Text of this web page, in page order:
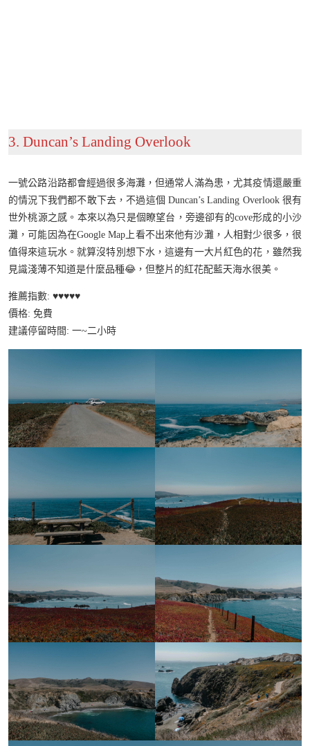
3. Duncan’s Landing Overlook
一號公路沿路都會經過很多海灘，但通常人滿為患，尤其疫情還嚴重
的情況下我們都不敢下去，不過這個 Duncan’s Landing Overlook 很有
世外桃源之感。本來以為只是個瞭望台，旁邊卻有的cove形成的小沙
灘，可能因為在Google Map上看不出來他有沙灘，人相對少很多，很
值得來這玩水。就算沒特別想下水，這邊有一大片紅色的花，雖然我
見識淺薄不知道是什麼品種😂，但整片的紅花配藍天海水很美。
推薦指數: ♥️♥️♥️♥️♥️
價格: 免費
建議停留時間: 一~二小時